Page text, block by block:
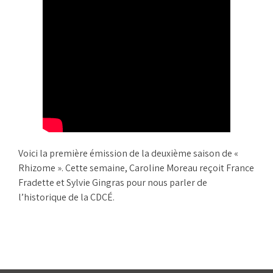
Voici la première émission de la deuxième saison de «
Rhizome ». Cette semaine, Caroline Moreau reçoit France
Fradette et Sylvie Gingras pour nous parler de
l’historique de la CDCÉ.